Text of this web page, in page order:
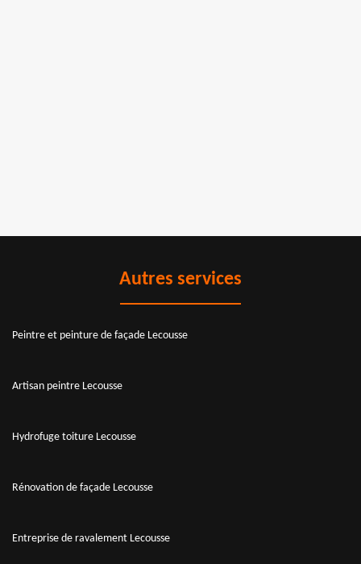
Autres services
Peintre et peinture de façade Lecousse
Artisan peintre Lecousse
Hydrofuge toiture Lecousse
Rénovation de façade Lecousse
Entreprise de ravalement Lecousse